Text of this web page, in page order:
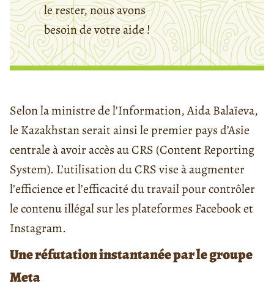
le rester, nous avons
besoin de votre aide !
Selon la ministre de l’Information, Aida Balaïeva,
le Kazakhstan serait ainsi le premier pays d’Asie
centrale à avoir accès au CRS (Content Reporting
System). L’utilisation du CRS vise à augmenter
l’efficience et l’efficacité du travail pour contrôler
le contenu illégal sur les plateformes Facebook et
Instagram.
Une réfutation instantanée par le groupe
Meta